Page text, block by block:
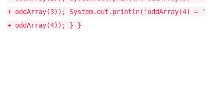
+ oddArray(3)); System.out.println('oddArray(4) = '
+ oddArray(4)); } }